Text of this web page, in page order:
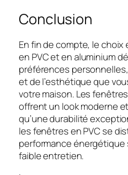
Conclusion
En fin de compte, le
en PVC et en aluminium
préférences
et de l’esthétique que
votre maison. Les
offrent un look moderne
qu’une durabilité
les fenêtres en PVC se
performance
faible entretien.